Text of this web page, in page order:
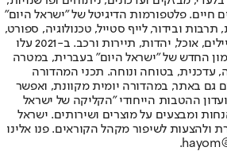
חיים. פלטפורמות הדיגיטל של "ישראל היום"
ובידור, לייף סטייל, טכנולוגיה, ספורט,
כלכלה וצרכנות, בריאות, חיילים, אוכל, יהדות, תיירות ורכב. ב-2021 עלו
החדש של "ישראל היום" בעברית, במטרה
עדכנית, בטוחה ונוחה. תכני המהדורה
גם באתר, במהדורה יומית מקוונת, ואפשר
ההטבות הייחודי "הקליקה של ישראל
ומבצעים על מוצרים ושירותים. ישראל
ולהצעות לשיפור מקהל הקוראים. פנו אלינו